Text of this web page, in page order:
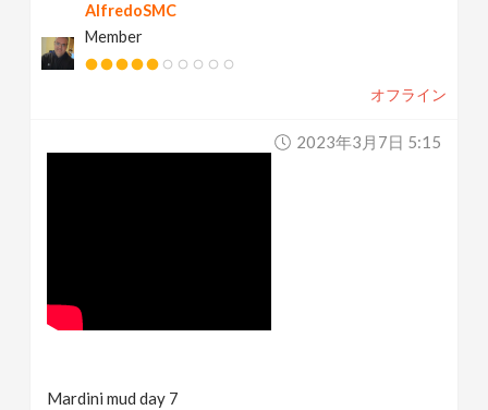
AlfredoSMC
Member
オフライン
2023年3月7日 5:15
Mardini mud day 7